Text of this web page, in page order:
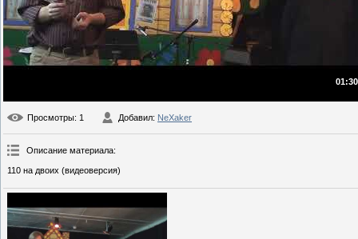
Просмотры: 1 Добавил: NeXaker
Описание материала:
110 на двоих (видеоверсия)